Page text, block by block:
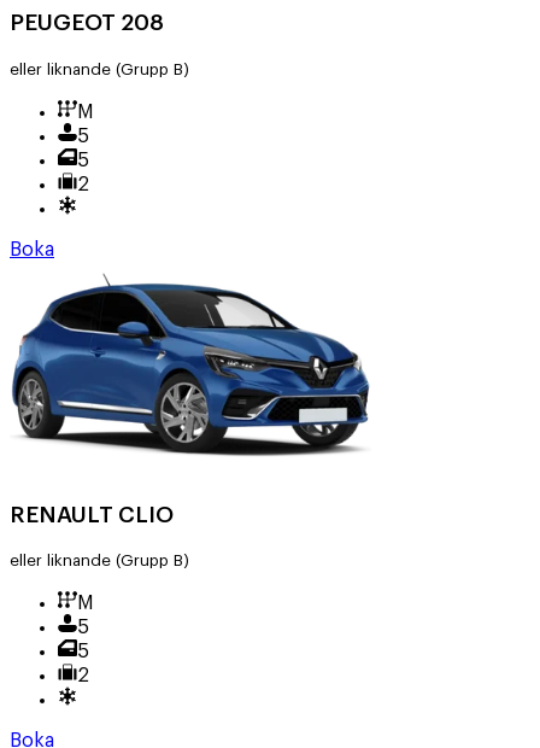
PEUGEOT 208
eller liknande (Grupp B)
M
5
5
2
Boka
RENAULT CLIO
eller liknande (Grupp B)
M
5
5
2
Boka